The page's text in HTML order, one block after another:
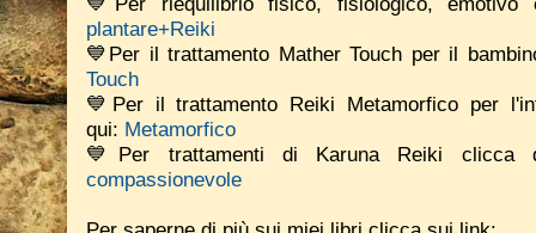
plantare+Reiki
💙Per il trattamento Mather Touch per il
Touch
💙Per il trattamento Reiki Metamorfico per
qui: Metamorfico
💙Per trattamenti di Karuna Reiki
compassionevole